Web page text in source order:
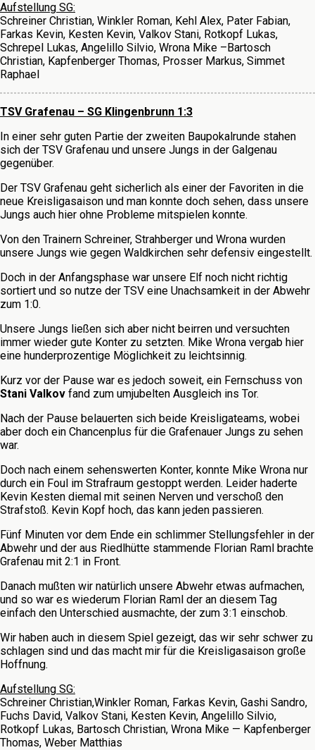
Aufstellung SG:
Schreiner Christian, Winkler Roman, Kehl Alex, Pater Fabian,
Farkas Kevin, Kesten Kevin, Valkov Stani, Rotkopf Lukas,
Schrepel Lukas, Angelillo Silvio, Wrona Mike –Bartosch
Christian, Kapfenberger Thomas, Prosser Markus, Simmet
Raphael
TSV Grafenau – SG Klingenbrunn 1:3
In einer sehr guten Partie der zweiten Baupokalrunde stahen
sich der TSV Grafenau und unsere Jungs in der Galgenau
gegenüber.
Der TSV Grafenau geht sicherlich als einer der Favoriten in die
neue Kreisligasaison und man konnte doch sehen, dass unsere
Jungs auch hier ohne Probleme mitspielen konnte.
Von den Trainern Schreiner, Strahberger und Wrona wurden
unsere Jungs wie gegen Waldkirchen sehr defensiv eingestellt.
Doch in der Anfangsphase war unsere Elf noch nicht richtig
sortiert und so nutze der TSV eine Unachsamkeit in der Abwehr
zum 1:0.
Unsere Jungs ließen sich aber nicht beirren und versuchten
immer wieder gute Konter zu setzten. Mike Wrona vergab hier
eine hunderprozentige Möglichkeit zu leichtsinnig.
Kurz vor der Pause war es jedoch soweit, ein Fernschuss von
Stani Valkov fand zum umjubelten Ausgleich ins Tor.
Nach der Pause belauerten sich beide Kreisligateams, wobei
aber doch ein Chancenplus für die Grafenauer Jungs zu sehen
war.
Doch nach einem sehenswerten Konter, konnte Mike Wrona nur
durch ein Foul im Strafraum gestoppt werden. Leider haderte
Kevin Kesten diemal mit seinen Nerven und verschoß den
Strafstoß. Kevin Kopf hoch, das kann jeden passieren.
Fünf Minuten vor dem Ende ein schlimmer Stellungsfehler in der
Abwehr und der aus Riedlhütte stammende Florian Raml brachte
Grafenau mit 2:1 in Front.
Danach mußten wir natürlich unsere Abwehr etwas aufmachen,
und so war es wiederum Florian Raml der an diesem Tag
einfach den Unterschied ausmachte, der zum 3:1 einschob.
Wir haben auch in diesem Spiel gezeigt, das wir sehr schwer zu
schlagen sind und das macht mir für die Kreisligasaison große
Hoffnung.
Aufstellung SG:
Schreiner Christian,Winkler Roman, Farkas Kevin, Gashi Sandro,
Fuchs David, Valkov Stani, Kesten Kevin, Angelillo Silvio,
Rotkopf Lukas, Bartosch Christian, Wrona Mike — Kapfenberger
Thomas, Weber Matthias